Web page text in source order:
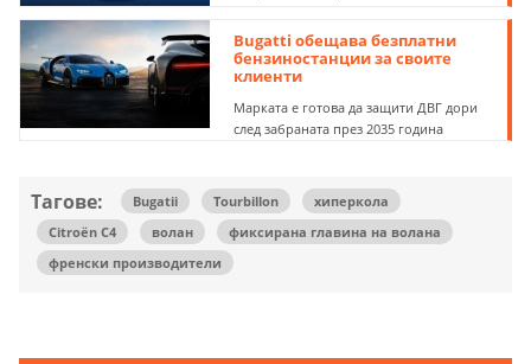
Bugatti обещава безплатни
бензиностанции за своите
клиенти
Марката е готова да защити ДВГ дори
след забраната през 2035 година
Тагове: Bugatii Tourbillon
хиперкола
Citroën C4
волан
фиксирана главина на волана
френски производители